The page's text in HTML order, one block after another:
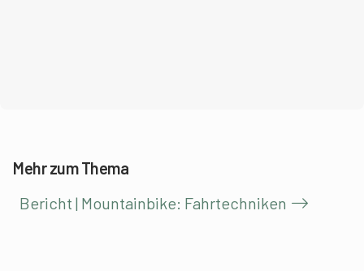
Mehr zum Thema
Bericht | Mountainbike: Fahrtechniken